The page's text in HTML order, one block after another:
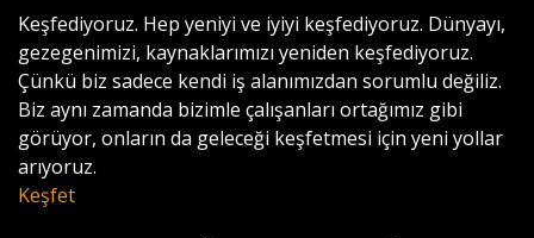
Keşfediyoruz. Hep yeniyi ve iyiyi keşfediyoruz. Dünyayı,
gezegenimizi, kaynaklarımızı yeniden keşfediyoruz.
Çünkü biz sadece kendi iş alanımızdan sorumlu değiliz.
Biz aynı zamanda bizimle çalışanları ortağımız gibi
görüyor, onların da geleceği keşfetmesi için yeni yollar
arıyoruz.
Keşfet